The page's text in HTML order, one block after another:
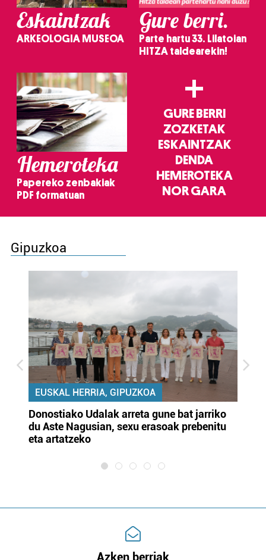
Eskaintzak
ARKEOLOGIA MUSEOA
Gure berri.
Parte hartu 33. Lilatoian
HITZA taldearekin!
Hemeroteka
Papereko zenbakiak
PDF formatuan
+
GURE BERRI
ZOZKETAK
ESKAINTZAK
DENDA
HEMEROTEKA
NOR GARA
Gipuzkoa
EUSKAL HERRIA, GIPUZKOA
Donostiako Udalak arreta gune bat jarriko
du Aste Nagusian, sexu erasoak prebenitu
eta artatzeko